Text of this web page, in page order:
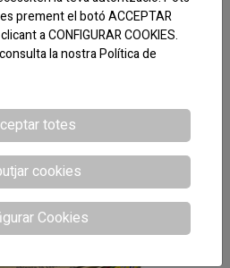
HOSTELERIA OL-120
prement el botó ACCEPTAR
a CONFIGURAR COOKIES.
la nostraPolítica de
totes
cookies
Cookies